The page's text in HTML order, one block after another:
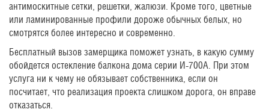
антимоскитные сетки, решетки, жалюзи. Кроме того, цветные
или ламинированные профили дороже обычных белых, но
смотрятся более интересно и современно.
Бесплатный вызов замерщика поможет узнать, в какую сумму
обойдется остекление балкона дома серии И-700А. При этом
услуга ни к чему не обязывает собственника, если он
посчитает, что реализация проекта слишком дорога, он вправе
отказаться.